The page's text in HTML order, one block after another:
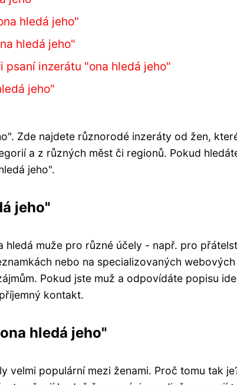
hledá jeho"
hledá jeho"
inzerátu "ona hledá jeho"
jeho"
Zde najdete různorodé inzeráty od žen,
a z různých měst či regionů. Pokud
jeho".
jeho"
hledá muže pro různé účely - např. pro
nebo na specializovaných
Pokud jste muž a odpovídáte popisu
kontakt.
hledá jeho"
velmi populární mezi ženami. Proč tomu tak